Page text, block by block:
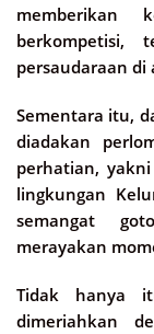
memberikan
berkompetisi,
persaudaraan
Sementara itu,
diadakan
perhatian,
lingkungan
semangat
merayakan
Tidak hanya
dimeriahkan